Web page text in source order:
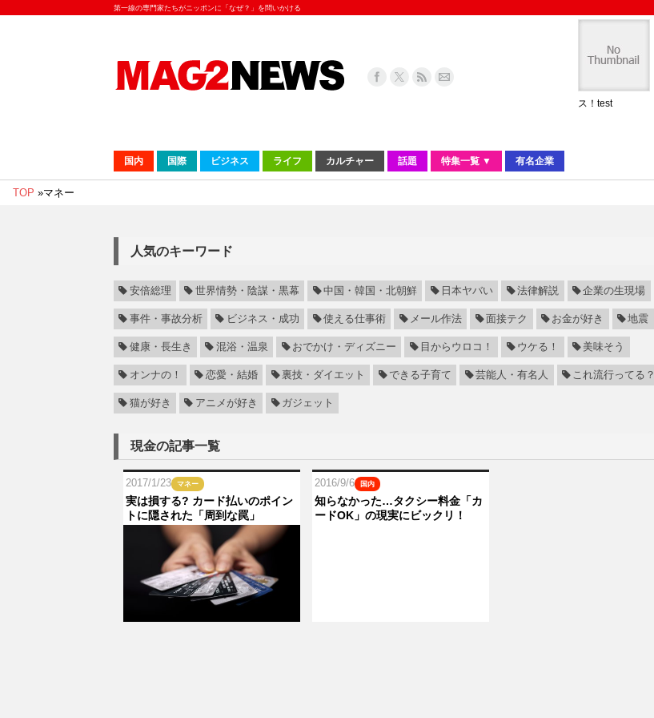
第一線の専門家たちがニッポンに「なぜ？」を問いかける
ス！test
国内 国際 ビジネス ライフ カルチャー 話題 特集一覧 ▼ 有名企業
TOP »マネー
人気のキーワード
安倍総理 世界情勢・陰謀・黒幕 中国・韓国・北朝鮮 日本ヤバい 法律解説 企業の生現場
事件・事故分析 ビジネス・成功 使える仕事術 メール作法 面接テク お金が好き 地震
健康・長生き 混浴・温泉 おでかけ・ディズニー 目からウロコ！ ウケる！ 美味そう
オンナの！ 恋愛・結婚 裏技・ダイエット できる子育て 芸能人・有名人 これ流行ってる？
猫が好き アニメが好き ガジェット
現金の記事一覧
2017/1/23 マネー
実は損する? カード払いのポイン
トに隠された「周到な罠」
2016/9/6 国内
知らなかった…タクシー料金「カ
ードOK」の現実にビックリ！